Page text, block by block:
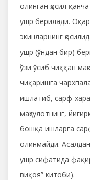
олинган ҳосил
ушр берилади. Оқар
экинларнинг
ушр (ўндан бир)
ўзи ўсиб чиққан
чиқаришга
ишлатиб, сарф-
маҳсулотнинг,
бошқа ишларга
олинмайди.
ушр сифатида
виқоя” китоби).